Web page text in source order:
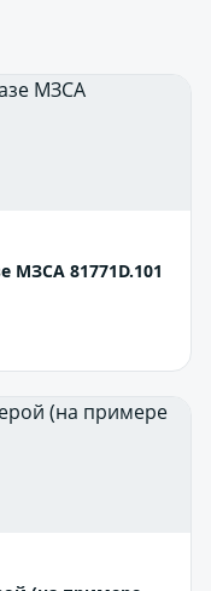
МЗСА 81771D.101